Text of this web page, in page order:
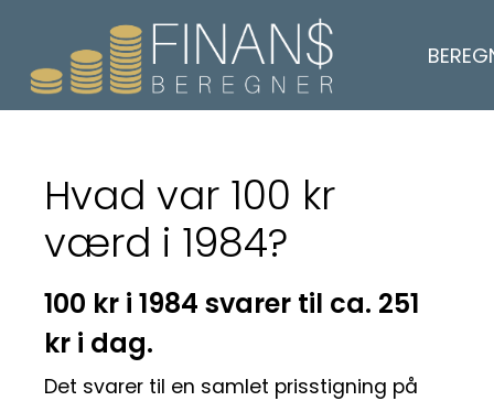
Hvad var 100 kr
værd i 1984?
100 kr i 1984 svarer til ca. 251
kr i dag.
Det svarer til en samlet prisstigning på